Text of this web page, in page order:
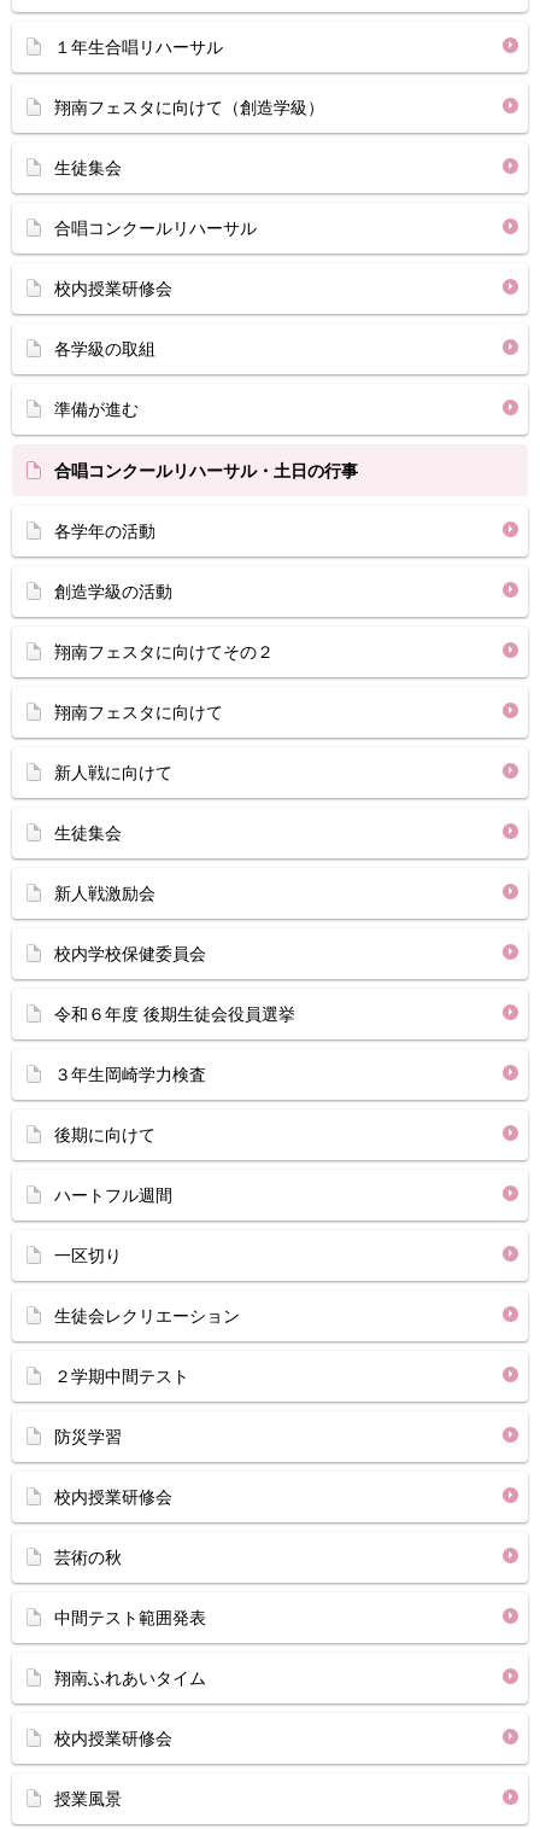
１年生合唱リハーサル
翔南フェスタに向けて（創造学級）
生徒集会
合唱コンクールリハーサル
校内授業研修会
各学級の取組
準備が進む
合唱コンクールリハーサル・土日の行事
各学年の活動
創造学級の活動
翔南フェスタに向けてその２
翔南フェスタに向けて
新人戦に向けて
生徒集会
新人戦激励会
校内学校保健委員会
令和６年度 後期生徒会役員選挙
３年生岡崎学力検査
後期に向けて
ハートフル週間
一区切り
生徒会レクリエーション
２学期中間テスト
防災学習
校内授業研修会
芸術の秋
中間テスト範囲発表
翔南ふれあいタイム
校内授業研修会
授業風景